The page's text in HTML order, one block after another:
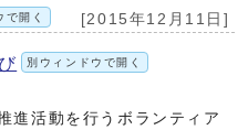
で開く [2015年12月11日]
別ウィンドウで開く
進活動を行うボランティア